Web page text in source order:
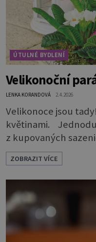
ÚTULNÉ BYDLENÍ
Velikonoční
LENKA KORANDOVÁ 2.4.2026
Velikonoce jsou
květinami.
z kupovaných
docílíte toho, aby
profesionála. Rostliny vyndejte z pěstebních
květináčků a zasaďte je. Povrch zeminy
pokryjte mechem. Podél okraje pak pomocí
lžíce nasypejte
povrchu je z obyčejn
ZOBRAZIT VÍCE